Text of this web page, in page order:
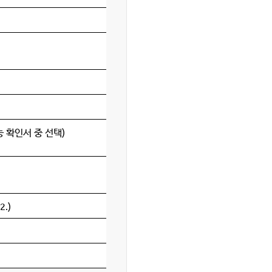
확인서 중 선택)